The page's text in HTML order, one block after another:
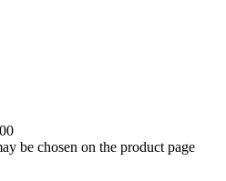
be chosen on the product page